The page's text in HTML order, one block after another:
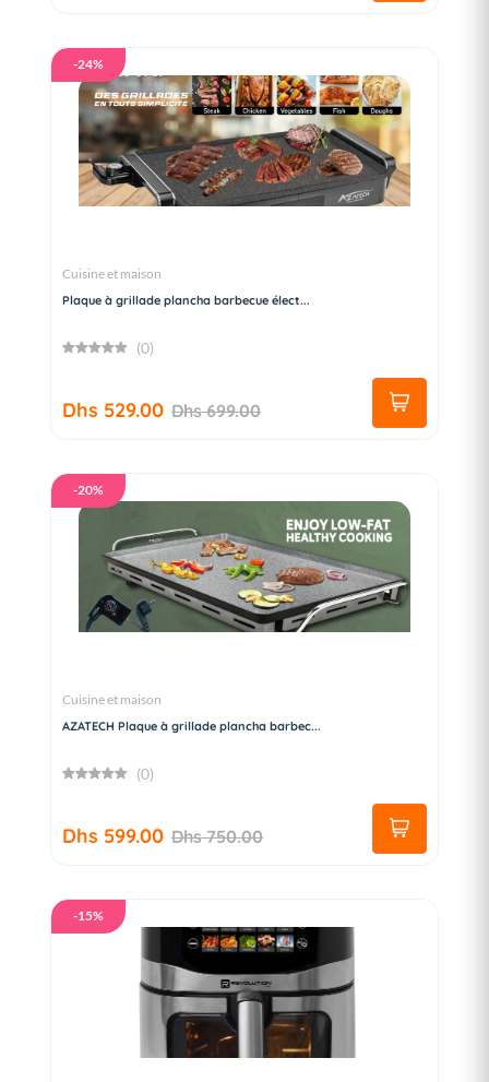
-24%
Cuisine et maison
Plaque à grillade plancha barbecue élect...
(0)
Dhs 529.00 Dhs 699.00
-20%
Cuisine et maison
AZATECH Plaque à grillade plancha barbec...
(0)
Dhs 599.00 Dhs 750.00
-15%